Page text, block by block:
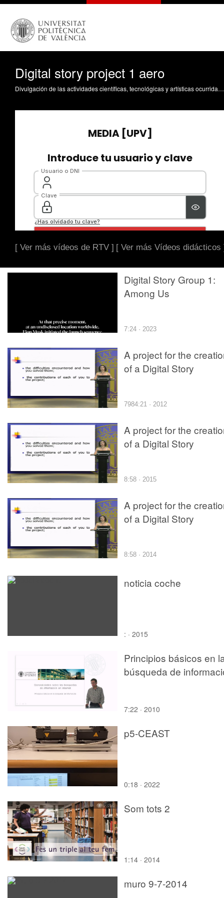
Digital story project 1 aero
Divulgación de las actividades científicas, tecnológicas y artísticas ocurridas en los tres campus de la UPV
[ Ver más vídeos de RTV ] [ Ver más Vídeos didácticos
Digital Story Group 1:
Among Us
7:24 · 2023
A project for the
of a Digital Story
7984:21 · 2012
A project for the
of a Digital Story
8:58 · 2015
A project for the
of a Digital Story
8:58 · 2014
noticia coche
: · 2015
Principios básicos en
búsqueda de
7:22 · 2010
p5-CEAST
0:18 · 2022
Som tots 2
1:14 · 2014
muro 9-7-2014